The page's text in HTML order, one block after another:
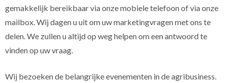
gemakkelijk bereikbaar via onze mobiele telefoon of via onze
mailbox. Wij dagen u uit om uw marketingvragen met ons te
delen. We zullen u altijd op weg helpen om een antwoord te
vinden op uw vraag.
Wij bezoeken de belangrijke evenementen in de agribusiness.